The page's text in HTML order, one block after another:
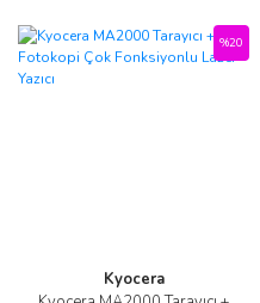
Kyocera
%20